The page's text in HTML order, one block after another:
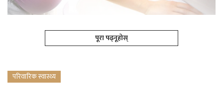
पूरा पढ्नूहोस्
परिवारिक स्वास्थ्य